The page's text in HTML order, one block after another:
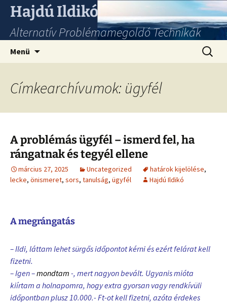
Hajdú Ildikó
Alternatív Problémamegoldó Technikák
Menü
Címkearchívumok: ügyfél
A problémás ügyfél – ismerd fel, ha
rángatnak és tegyél ellene
március 27, 2025 Uncategorized határok kijelölése,
lecke, önismeret, sors, tanulság, ügyfél Hajdú Ildikó
A megrángatás
– Ildi, láttam lehet sürgős időpontot kérni és ezért felárat kell
fizetni.
– Igen –mondtam -, mert nagyon bevált. Ugyanis mióta
kiírtam a holnapomra, hogy extra gyorsan vagy rendkívüli
időpontban plusz 10.000.- Ft-ot kell fizetni, azóta érdekes